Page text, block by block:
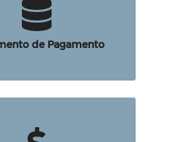
de Pagamento